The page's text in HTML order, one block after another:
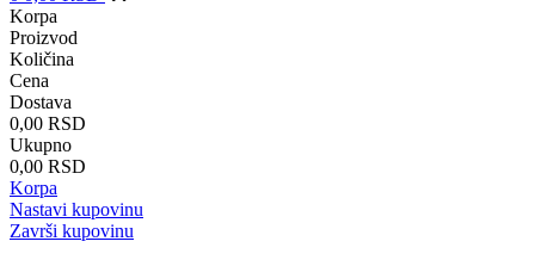
Korpa
Proizvod
Količina
Cena
Dostava
0,00 RSD
Ukupno
0,00 RSD
Korpa
Nastavi kupovinu
Završi kupovinu